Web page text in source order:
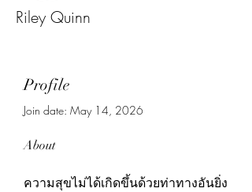
Riley Quinn
Profile
Join date: May 14, 2026
About
ความสุขไม่ได้เกิดขึ้นด้วยท่าทางอันยิ่ง